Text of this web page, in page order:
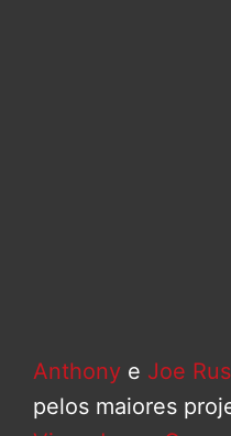
Anthony e Joe
pelos maiores